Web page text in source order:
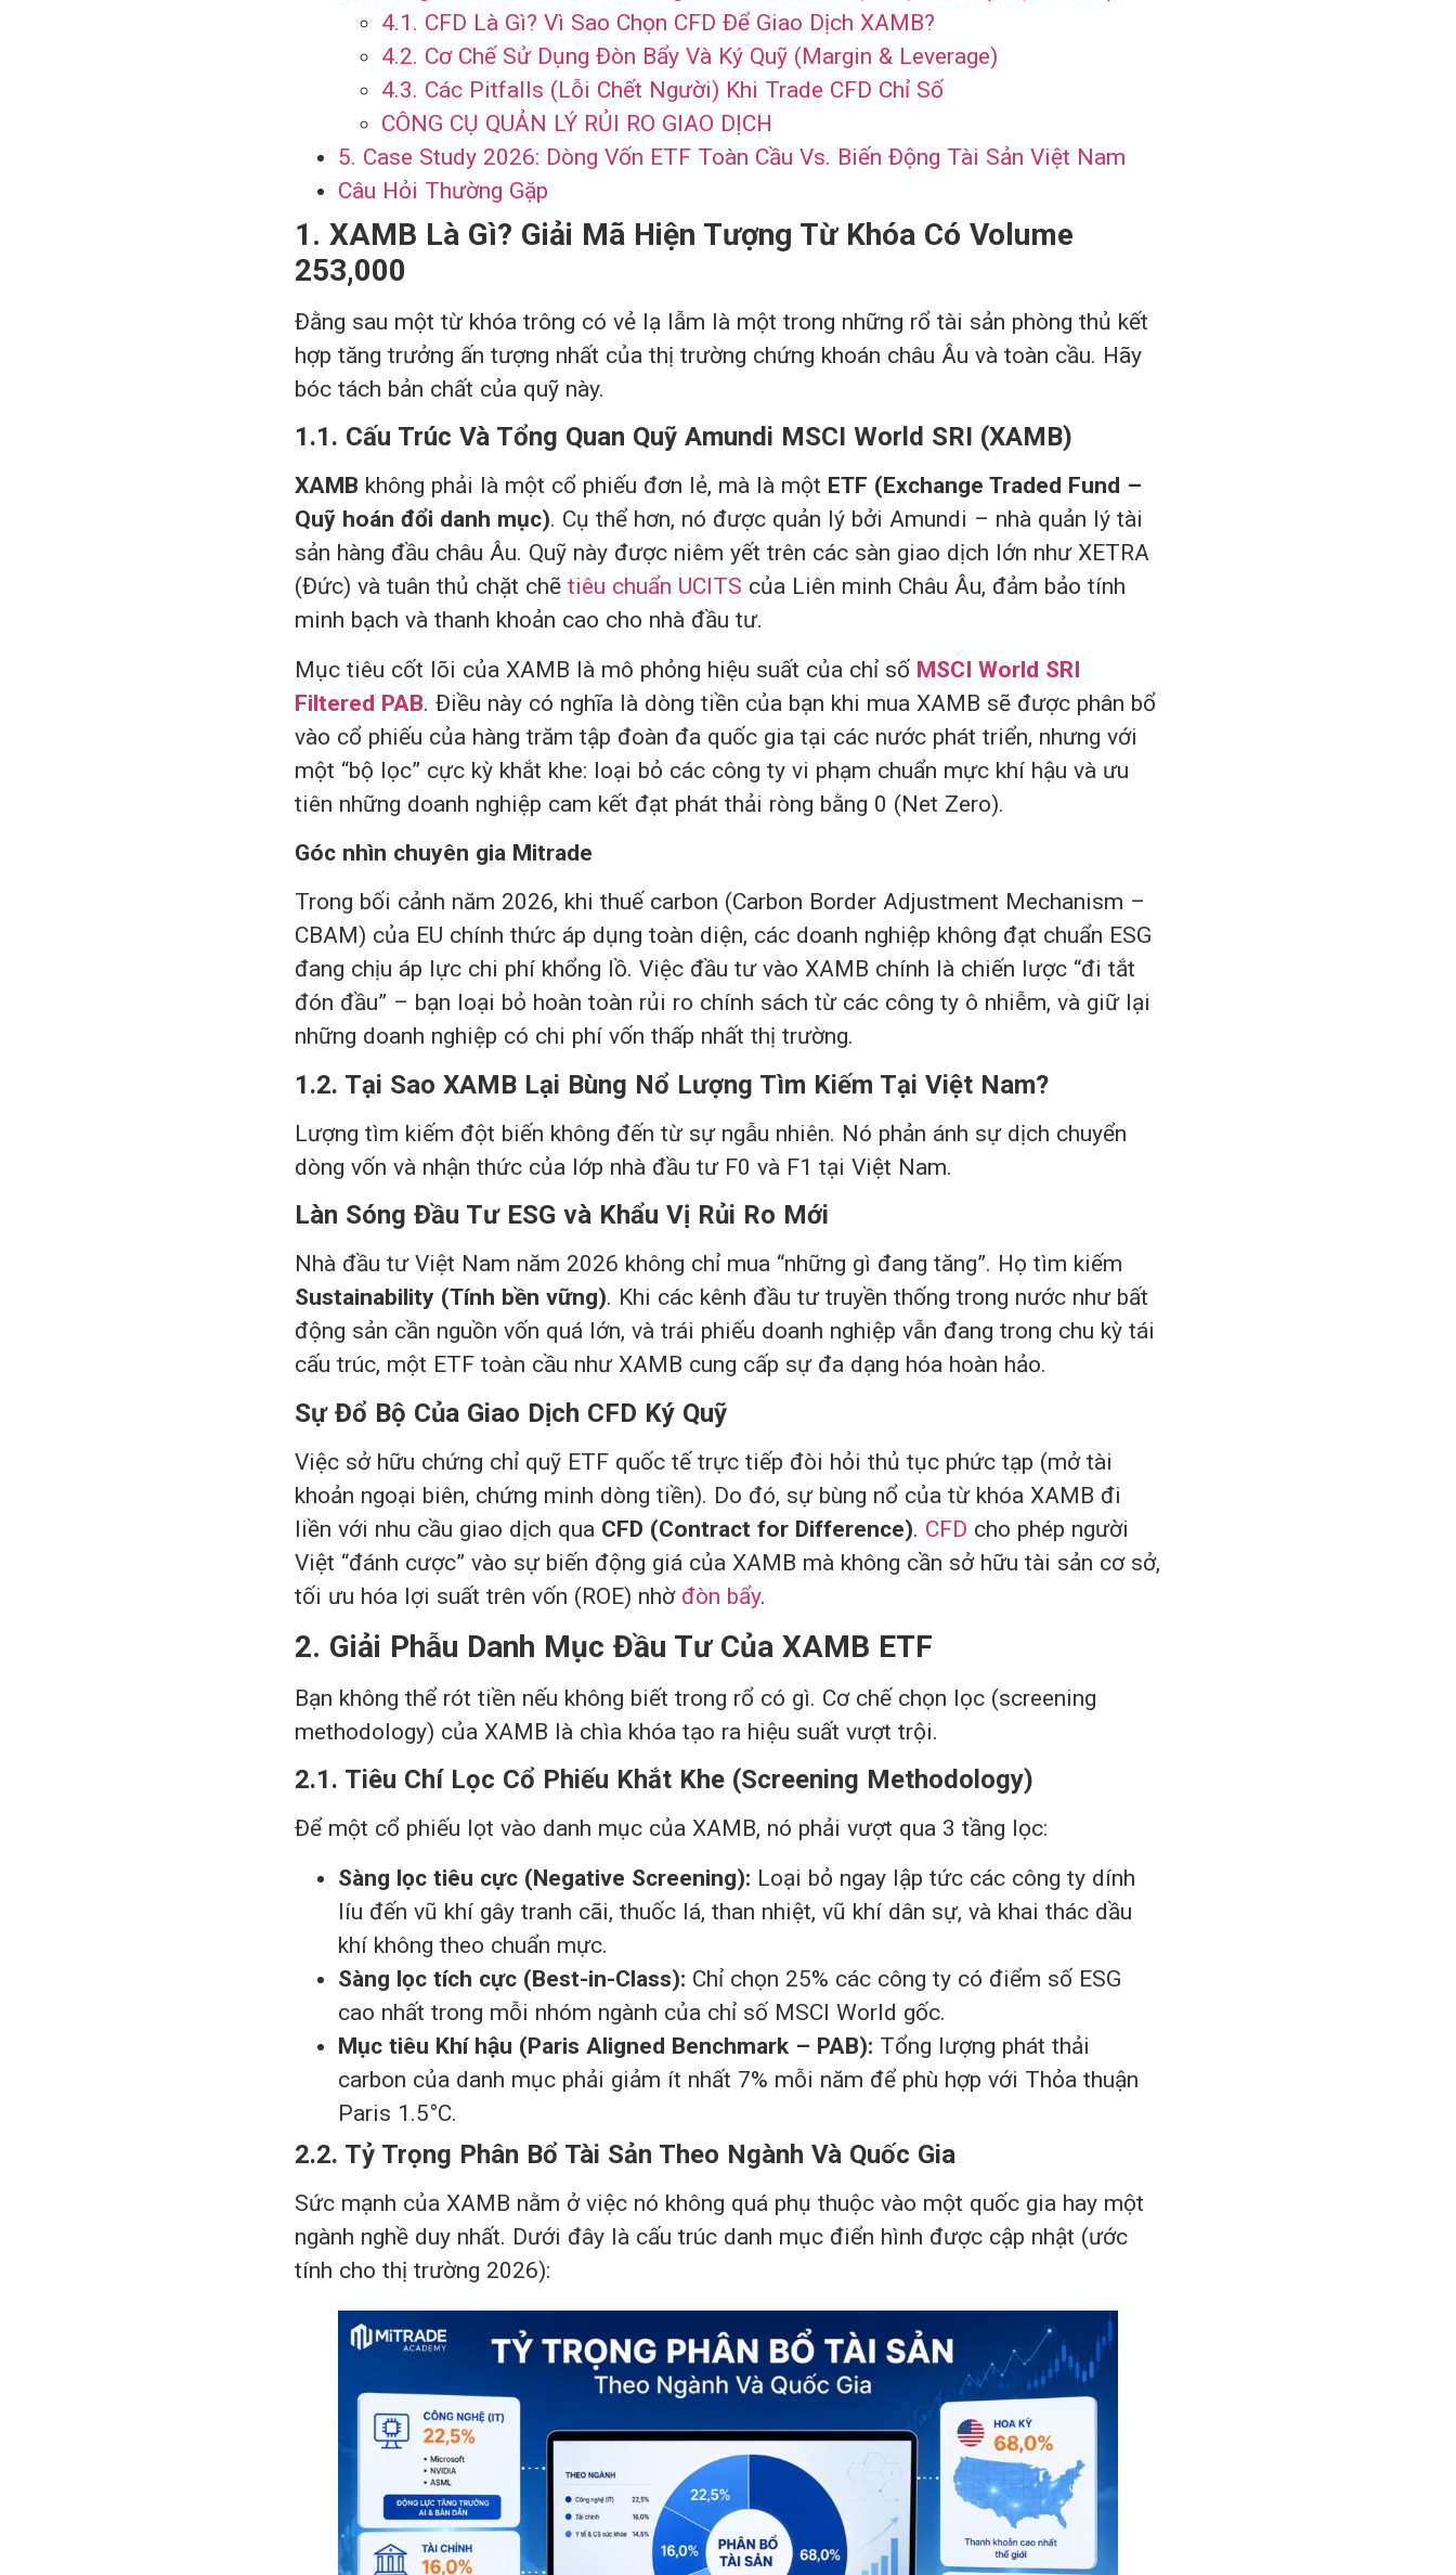
4.1. CFD Là Gì? Vì Sao Chọn CFD Để Giao Dịch XAMB?
4.2. Cơ Chế Sử Dụng Đòn Bẩy Và Ký Quỹ (Margin & Leverage)
4.3. Các Pitfalls (Lỗi Chết Người) Khi Trade CFD Chỉ Số
CÔNG CỤ QUẢN LÝ RỦI RO GIAO DỊCH
5. Case Study 2026: Dòng Vốn ETF Toàn Cầu Vs. Biến Động Tài Sản Việt Nam
Câu Hỏi Thường Gặp
1. XAMB Là Gì? Giải Mã Hiện Tượng Từ Khóa Có Volume
253,000
Đằng sau một từ khóa trông có vẻ lạ lẫm là một trong những rổ tài sản phòng thủ kết
hợp tăng trưởng ấn tượng nhất của thị trường chứng khoán châu Âu và toàn cầu. Hãy
bóc tách bản chất của quỹ này.
1.1. Cấu Trúc Và Tổng Quan Quỹ Amundi MSCI World SRI (XAMB)
XAMB không phải là một cổ phiếu đơn lẻ, mà là một ETF (Exchange Traded Fund –
Quỹ hoán đổi danh mục). Cụ thể hơn, nó được quản lý bởi Amundi – nhà quản lý tài
sản hàng đầu châu Âu. Quỹ này được niêm yết trên các sàn giao dịch lớn như XETRA
(Đức) và tuân thủ chặt chẽ tiêu chuẩn UCITS của Liên minh Châu Âu, đảm bảo tính
minh bạch và thanh khoản cao cho nhà đầu tư.
Mục tiêu cốt lõi của XAMB là mô phỏng hiệu suất của chỉ số MSCI World SRI
Filtered PAB. Điều này có nghĩa là dòng tiền của bạn khi mua XAMB sẽ được phân bổ
vào cổ phiếu của hàng trăm tập đoàn đa quốc gia tại các nước phát triển, nhưng với
một “bộ lọc” cực kỳ khắt khe: loại bỏ các công ty vi phạm chuẩn mực khí hậu và ưu
tiên những doanh nghiệp cam kết đạt phát thải ròng bằng 0 (Net Zero).
Góc nhìn chuyên gia Mitrade
Trong bối cảnh năm 2026, khi thuế carbon (Carbon Border Adjustment Mechanism –
CBAM) của EU chính thức áp dụng toàn diện, các doanh nghiệp không đạt chuẩn ESG
đang chịu áp lực chi phí khổng lồ. Việc đầu tư vào XAMB chính là chiến lược “đi tắt
đón đầu” – bạn loại bỏ hoàn toàn rủi ro chính sách từ các công ty ô nhiễm, và giữ lại
những doanh nghiệp có chi phí vốn thấp nhất thị trường.
1.2. Tại Sao XAMB Lại Bùng Nổ Lượng Tìm Kiếm Tại Việt Nam?
Lượng tìm kiếm đột biến không đến từ sự ngẫu nhiên. Nó phản ánh sự dịch chuyển
dòng vốn và nhận thức của lớp nhà đầu tư F0 và F1 tại Việt Nam.
Làn Sóng Đầu Tư ESG và Khẩu Vị Rủi Ro Mới
Nhà đầu tư Việt Nam năm 2026 không chỉ mua “những gì đang tăng”. Họ tìm kiếm
Sustainability (Tính bền vững). Khi các kênh đầu tư truyền thống trong nước như bất
động sản cần nguồn vốn quá lớn, và trái phiếu doanh nghiệp vẫn đang trong chu kỳ tái
cấu trúc, một ETF toàn cầu như XAMB cung cấp sự đa dạng hóa hoàn hảo.
Sự Đổ Bộ Của Giao Dịch CFD Ký Quỹ
Việc sở hữu chứng chỉ quỹ ETF quốc tế trực tiếp đòi hỏi thủ tục phức tạp (mở tài
khoản ngoại biên, chứng minh dòng tiền). Do đó, sự bùng nổ của từ khóa XAMB đi
liền với nhu cầu giao dịch qua CFD (Contract for Difference). CFD cho phép người
Việt “đánh cược” vào sự biến động giá của XAMB mà không cần sở hữu tài sản cơ sở,
tối ưu hóa lợi suất trên vốn (ROE) nhờ đòn bẩy.
2. Giải Phẫu Danh Mục Đầu Tư Của XAMB ETF
Bạn không thể rót tiền nếu không biết trong rổ có gì. Cơ chế chọn lọc (screening
methodology) của XAMB là chìa khóa tạo ra hiệu suất vượt trội.
2.1. Tiêu Chí Lọc Cổ Phiếu Khắt Khe (Screening Methodology)
Để một cổ phiếu lọt vào danh mục của XAMB, nó phải vượt qua 3 tầng lọc:
Sàng lọc tiêu cực (Negative Screening): Loại bỏ ngay lập tức các công ty dính
líu đến vũ khí gây tranh cãi, thuốc lá, than nhiệt, vũ khí dân sự, và khai thác dầu
khí không theo chuẩn mực.
Sàng lọc tích cực (Best-in-Class): Chỉ chọn 25% các công ty có điểm số ESG
cao nhất trong mỗi nhóm ngành của chỉ số MSCI World gốc.
Mục tiêu Khí hậu (Paris Aligned Benchmark – PAB): Tổng lượng phát thải
carbon của danh mục phải giảm ít nhất 7% mỗi năm để phù hợp với Thỏa thuận
Paris 1.5°C.
2.2. Tỷ Trọng Phân Bổ Tài Sản Theo Ngành Và Quốc Gia
Sức mạnh của XAMB nằm ở việc nó không quá phụ thuộc vào một quốc gia hay một
ngành nghề duy nhất. Dưới đây là cấu trúc danh mục điển hình được cập nhật (ước
tính cho thị trường 2026):